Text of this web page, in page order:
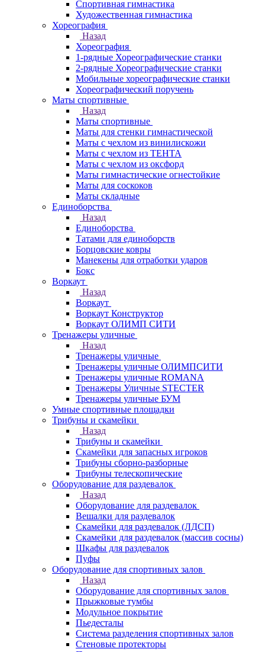
Спортивная гимнастика
Художественная гимнастика
Хореография
Назад
Хореография
1-рядные Хореографические станки
2-рядные Хореографические станки
Мобильные хореографические станки
Хореографический поручень
Маты спортивные
Назад
Маты спортивные
Маты для стенки гимнастической
Маты с чехлом из винилискожи
Маты с чехлом из ТЕНТА
Маты с чехлом из оксфорд
Маты гимнастические огнестойкие
Маты для соскоков
Маты складные
Единоборства
Назад
Единоборства
Татами для единоборств
Борцовские ковры
Манекены для отработки ударов
Бокс
Воркаут
Назад
Воркаут
Воркаут Конструктор
Воркаут ОЛИМП СИТИ
Тренажеры уличные
Назад
Тренажеры уличные
Тренажеры уличные ОЛИМПСИТИ
Тренажеры уличные ROMANA
Тренажеры Уличные STECTER
Тренажеры уличные БУМ
Умные спортивные площадки
Трибуны и скамейки
Назад
Трибуны и скамейки
Скамейки для запасных игроков
Трибуны сборно-разборные
Трибуны телескопические
Оборудование для раздевалок
Назад
Оборудование для раздевалок
Вешалки для раздевалок
Скамейки для раздевалок (ЛДСП)
Скамейки для раздевалок (массив сосны)
Шкафы для раздевалок
Пуфы
Оборудование для спортивных залов
Назад
Оборудование для спортивных залов
Прыжковые тумбы
Модульное покрытие
Пьедесталы
Система разделения спортивных залов
Стеновые протекторы